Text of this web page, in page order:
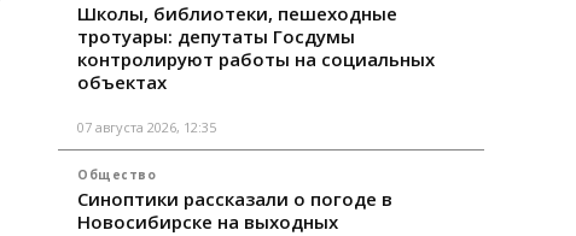
Школы, библиотеки, пешеходные
тротуары: депутаты Госдумы
контролируют работы на социальных
объектах
07 августа 2026, 12:35
Общество
Синоптики рассказали о погоде в
Новосибирске на выходных